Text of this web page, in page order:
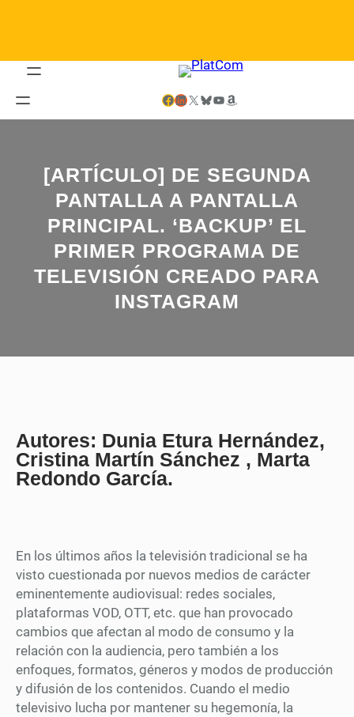
Facebook LinkedIn X Bluesky YouTube Amazon
[ARTÍCULO] DE SEGUNDA
PANTALLA A PANTALLA
PRINCIPAL. ‘BACKUP’ EL
PRIMER PROGRAMA DE
TELEVISIÓN CREADO PARA
INSTAGRAM
Autores: Dunia Etura Hernández,
Cristina Martín Sánchez , Marta
Redondo García.
En los últimos años la televisión tradicional se ha
visto cuestionada por nuevos medios de carácter
eminentemente audiovisual: redes sociales,
plataformas VOD, OTT, etc. que han provocado
cambios que afectan al modo de consumo y la
relación con la audiencia, pero también a los
enfoques, formatos, géneros y modos de producción
y difusión de los contenidos. Cuando el medio
televisivo lucha por mantener su hegemonía, la